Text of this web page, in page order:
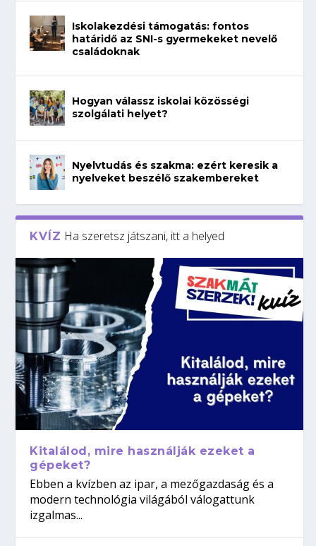
Iskolakezdési támogatás: fontos
határidő az SNI-s gyermekeket nevelő
családoknak
Hogyan válassz iskolai közösségi
szolgálati helyet?
Nyelvtudás és szakma: ezért keresik a
nyelveket beszélő szakembereket
KVÍZ Ha szeretsz játszani, itt a helyed
Kitalálod, mire használják ezeket a
gépeket?
Ebben a kvízben az ipar, a mezőgazdaság és a
modern technológia világából válogattunk
izgalmas...